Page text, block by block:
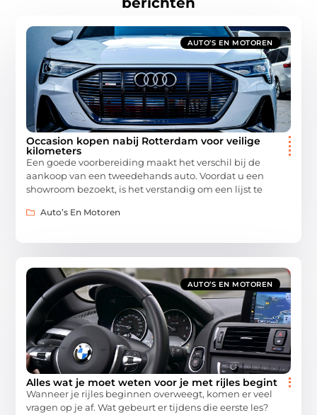
AUTO’S EN MOTOREN
Occasion kopen nabij Rotterdam voor veilige
kilometers
Een goede voorbereiding maakt het verschil bij de
aankoop van een tweedehands auto. Voordat u een
showroom bezoekt, is het verstandig om een lijst te
Auto’s En Motoren
AUTO’S EN MOTOREN
Alles wat je moet weten voor je met rijles begint
Wanneer je rijles beginnen overweegt, komen er veel
vragen op je af. Wat gebeurt er tijdens die eerste les?